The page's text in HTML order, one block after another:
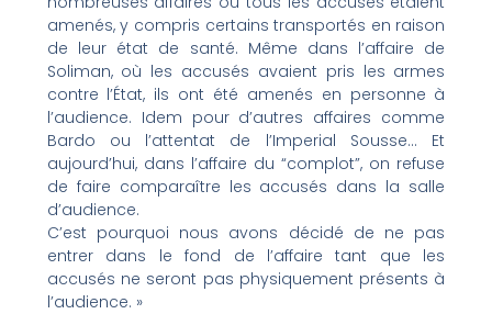
amenés, y compris certains transportés en raison
de leur état de santé. Même dans l’affaire de
Soliman, où les accusés avaient pris les armes
contre l’État, ils ont été amenés en personne à
l’audience. Idem pour d’autres affaires comme
Bardo ou l’attentat de l’Imperial Sousse… Et
aujourd’hui, dans l’affaire du “complot”, on refuse
de faire comparaître les accusés dans la salle
d’audience.
C’est pourquoi nous avons décidé de ne pas
entrer dans le fond de l’affaire tant que les
accusés ne seront pas physiquement présents à
l’audience. »